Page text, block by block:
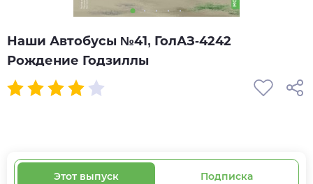
Наши Автобусы №41, ГолАЗ-4242
Рождение Годзиллы
Этот выпуск Подписка